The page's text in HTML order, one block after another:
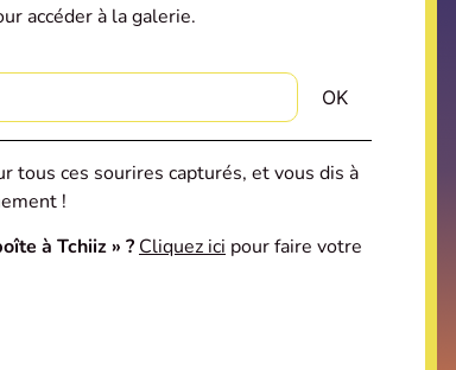
accéder à la galerie.
tous ces sourires capturés, et vous dis à
!
à Tchiiz » ? Cliquez ici pour faire votre